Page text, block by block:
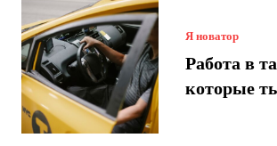
Я новатор
Работа в
которые